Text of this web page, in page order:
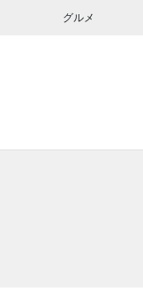
グルメ